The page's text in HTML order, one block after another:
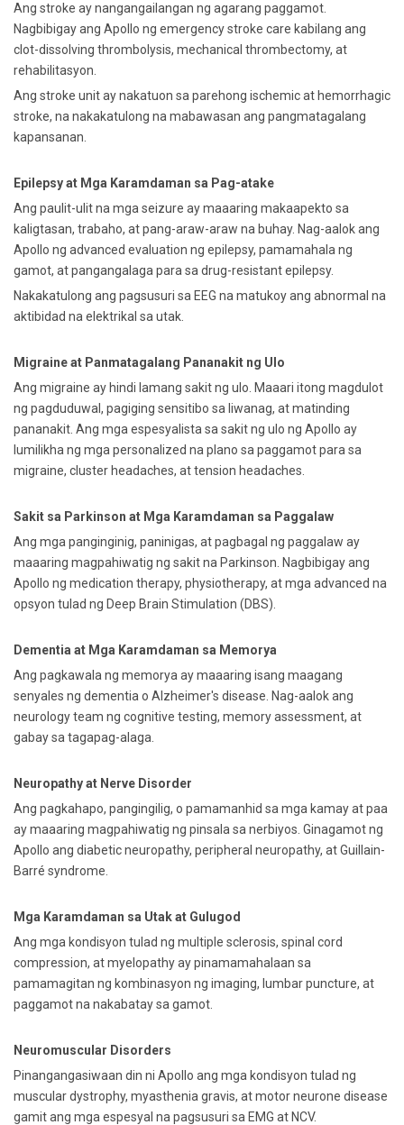
Ang stroke ay nangangailangan ng agarang paggamot.
Nagbibigay ang Apollo ng emergency stroke care kabilang ang
clot-dissolving thrombolysis, mechanical thrombectomy, at
rehabilitasyon.
Ang stroke unit ay nakatuon sa parehong ischemic at hemorrhagic
stroke, na nakakatulong na mabawasan ang pangmatagalang
kapansanan.
Epilepsy at Mga Karamdaman sa Pag-atake
Ang paulit-ulit na mga seizure ay maaaring makaapekto sa
kaligtasan, trabaho, at pang-araw-araw na buhay. Nag-aalok ang
Apollo ng advanced evaluation ng epilepsy, pamamahala ng
gamot, at pangangalaga para sa drug-resistant epilepsy.
Nakakatulong ang pagsusuri sa EEG na matukoy ang abnormal na
aktibidad na elektrikal sa utak.
Migraine at Panmatagalang Pananakit ng Ulo
Ang migraine ay hindi lamang sakit ng ulo. Maaari itong magdulot
ng pagduduwal, pagiging sensitibo sa liwanag, at matinding
pananakit. Ang mga espesyalista sa sakit ng ulo ng Apollo ay
lumilikha ng mga personalized na plano sa paggamot para sa
migraine, cluster headaches, at tension headaches.
Sakit sa Parkinson at Mga Karamdaman sa Paggalaw
Ang mga panginginig, paninigas, at pagbagal ng paggalaw ay
maaaring magpahiwatig ng sakit na Parkinson. Nagbibigay ang
Apollo ng medication therapy, physiotherapy, at mga advanced na
opsyon tulad ng Deep Brain Stimulation (DBS).
Dementia at Mga Karamdaman sa Memorya
Ang pagkawala ng memorya ay maaaring isang maagang
senyales ng dementia o Alzheimer's disease. Nag-aalok ang
neurology team ng cognitive testing, memory assessment, at
gabay sa tagapag-alaga.
Neuropathy at Nerve Disorder
Ang pagkahapo, pangingilig, o pamamanhid sa mga kamay at paa
ay maaaring magpahiwatig ng pinsala sa nerbiyos. Ginagamot ng
Apollo ang diabetic neuropathy, peripheral neuropathy, at Guillain-
Barré syndrome.
Mga Karamdaman sa Utak at Gulugod
Ang mga kondisyon tulad ng multiple sclerosis, spinal cord
compression, at myelopathy ay pinamamahalaan sa
pamamagitan ng kombinasyon ng imaging, lumbar puncture, at
paggamot na nakabatay sa gamot.
Neuromuscular Disorders
Pinangangasiwaan din ni Apollo ang mga kondisyon tulad ng
muscular dystrophy, myasthenia gravis, at motor neurone disease
gamit ang mga espesyal na pagsusuri sa EMG at NCV.